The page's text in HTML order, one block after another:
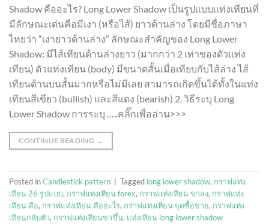
Shadow คืออะไร? Long Lower Shadow เป็นรูปแบบแท่งเทียนที่
มีลักษณะเด่นคือมีเงา (หรือไส้) ยาวด้านล่าง โดยมีชื่อภาษา
ไทยว่า “เงายาวด้านล่าง” ลักษณะสำคัญของ Long Lower
Shadow: มีไส้เทียนด้านล่างยาว (มากกว่า 2 เท่าของตัวแท่ง
เทียน) ตัวแท่งเทียน (body) มีขนาดสั้นเมื่อเทียบกับไส้ล่าง ไส้
เทียนด้านบนสั้นมากหรือไม่มีเลย สามารถเกิดขึ้นได้ทั้งในแท่ง
เทียนสีเขียว (bullish) และสีแดง (bearish) 2. วิธีระบุ Long
Lower Shadow การระบุ …..คลิ๊กเพื่ออ่าน>>>
CONTINUE READING →
Posted inCandlestick pattern Tagged long lower shadow, กราฟแท่ง
เทียน 26 รูปแบบ, กราฟแท่งเทียน forex, กราฟแท่งเทียน ขาลง, กราฟแท่ง
เทียน คือ, กราฟแท่งเทียน คืออะไร, กราฟแท่งเทียน จุดซื้อขาย, กราฟแท่ง
เทียนกลับตัว, กราฟแท่งเทียนขาขึ้น, แท่งเทียน long lower shadow